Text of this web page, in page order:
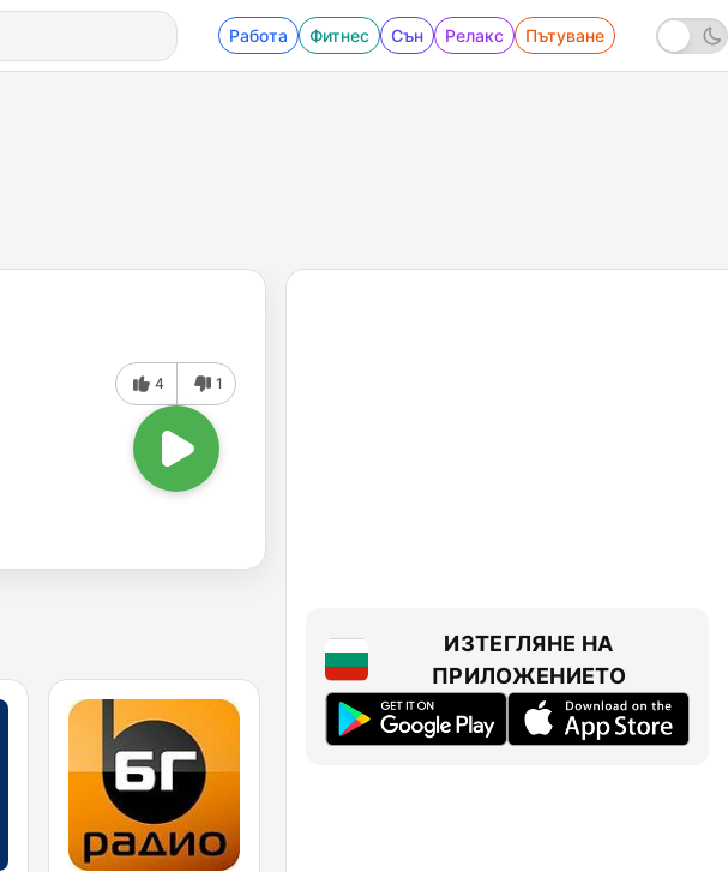
Работа Фитнес Сън Релакс Пътуване
4 1
ИЗТЕГЛЯНЕ НА
ПРИЛОЖЕНИЕТО